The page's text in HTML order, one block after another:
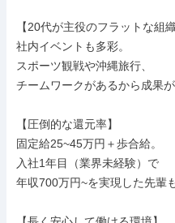
【20代が主役のフラットな組織
社内イベントも多彩。
スポーツ観戦や沖縄旅行、
チームワークがあるから成果が
【圧倒的な還元率】
固定給25~45万円＋歩合給。
入社1年目（業界未経験）で
年収700万円~を実現した先輩